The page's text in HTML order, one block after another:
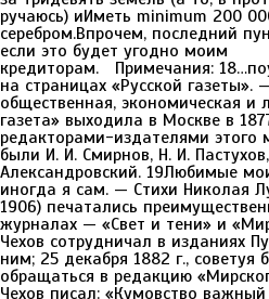
ручаюсь) иИметь minimum 200
серебром.Впрочем, последний
если это будет угодно моим
кредиторам. Примечания:
на страницах «Русской газеты».
общественная, экономическая и
газета» выходила в Москве в
редакторами-издателями этого
были И. И. Смирнов, Н. И.
Александровский. 19Любимые
иногда я сам. — Стихи Николая
1906) печатались
журналах — «Свет и тени» и
Чехов сотрудничал в изданиях
ним; 25 декабря 1882 г., советуя
обращаться в редакцию
Чехов писал: «Кумовство важный